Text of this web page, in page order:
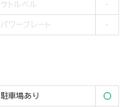
ケトルベル
パワープレート
駐車場あり